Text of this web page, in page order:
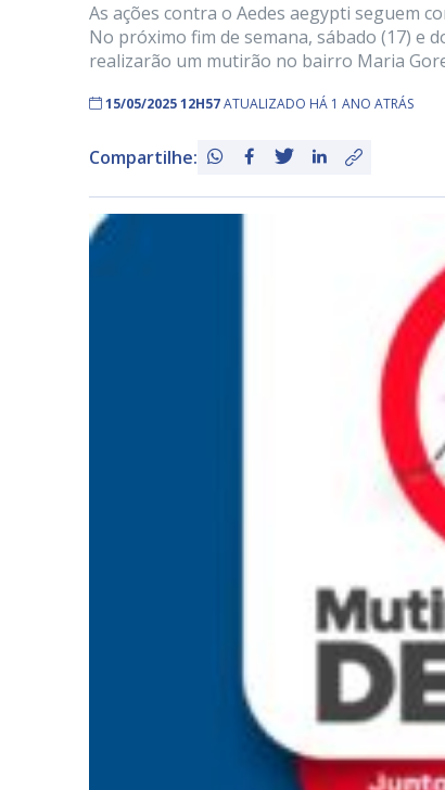
As ações contra o Aedes aegypti seguem
No próximo fim de semana, sábado (17) e
realizarão um mutirão no bairro Maria
15/05/2025 12H57ATUALIZADO HÁ 1 ANO ATRÁS
Compartilhe: